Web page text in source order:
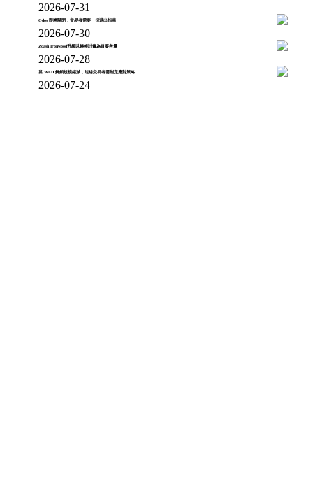
2026-07-31
Odos 即將關閉，交易者需要一份退出指南
2026-07-30
Zcash Ironwood升級以轉帳計畫為首要考量
2026-07-28
當 WLD 解鎖規模縮減，短線交易者需制定應對策略
2026-07-24